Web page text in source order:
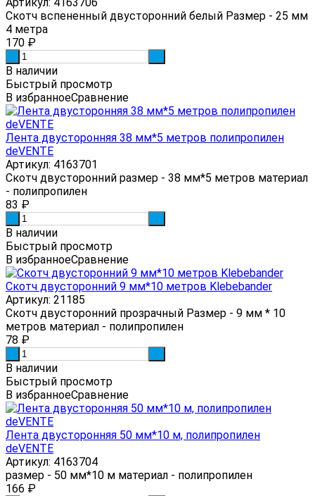
Скотч вспененный двусторонний белый Размер - 25 мм
4 метра
170 ₽
В наличии
Быстрый просмотр
В избранноеСравнение
Лента двусторонняя 38 мм*5 метров полипропилен
deVENTE
Артикул: 4163701
Скотч двусторонний размер - 38 мм*5 метров материал
- полипропилен
83 ₽
В наличии
Быстрый просмотр
В избранноеСравнение
Скотч двусторонний 9 мм*10 метров Klebebander
Артикул: 21185
Скотч двусторонний прозрачный Размер - 9 мм * 10
метров материал - полипропилен
78 ₽
В наличии
Быстрый просмотр
В избранноеСравнение
Лента двусторонняя 50 мм*10 м, полипропилен
deVENTE
Артикул: 4163704
размер - 50 мм*10 м материал - полипропилен
166 ₽